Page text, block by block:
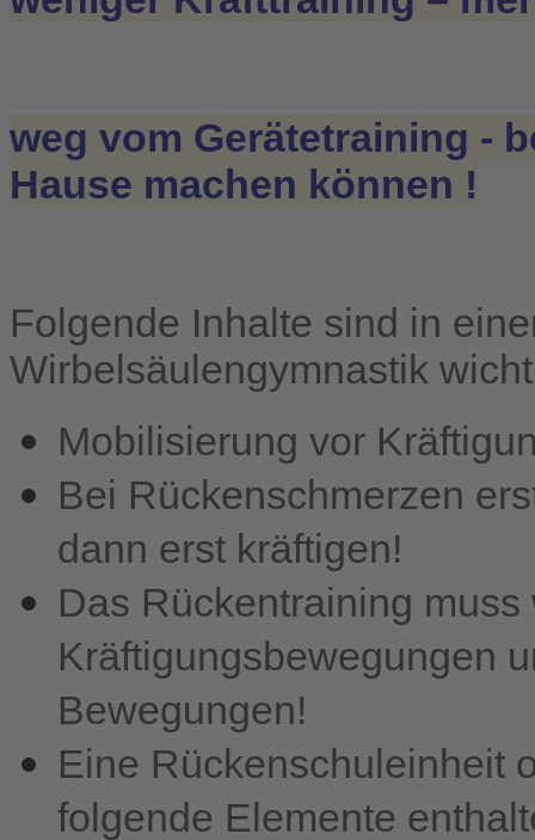
weg vom Gerätetraining -
Hause machen können !
Folgende Inhalte sind in
Wirbelsäulengymnastik
Mobilisierung vor
Bei Rückenschmerzen
dann erst kräftigen!
Das Rückentraining
Kräftigungsbewegungen
Bewegungen!
Eine Rückenschuleinheit
folgende Elemente